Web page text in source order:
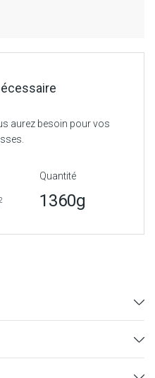
aurez besoin pour vos
Quantité
1360g